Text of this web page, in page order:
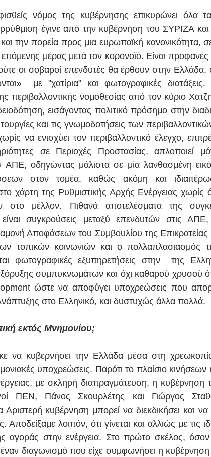
νόμος της κυβέρνησης επικυρώνει όλα
έγινε από την κυβέρνηση του ΣΥΡΙΖΑ και
την πορεία προς μια ευρωπαϊκή κανονικότητα,
επόμενης μέρας μετά τον κορονοϊό. Είναι προφανές
οι σοβαροί επενδυτές θα έρθουν στην Ελλάδα,
με "χατίρια" και φωτογραφικές
περιβαλλοντικής νομοθεσίας από τον κύριο
εισάγοντας πολιτικό πρόσημο στην
και τις γνωμοδοτήσεις των
να ενισχύει τον περιβαλλοντικό έλεγχο,
σε Περιοχές Προστασίας, απλοποιεί
ΑΠΕ, οδηγώντας μάλιστα σε μία λανθασμένη
στον τομέα, καθώς ακόμη και
χάρτη της Ρυθμιστικής Αρχής Ενέργειας
μέλλον. Πιθανά αποτελέσματα της
συγκρούσεις μεταξύ επενδυτών στις ΑΠΕ,
Αποφάσεων του Συμβουλίου της
τοπικών κοινωνιών και ο πολλαπλασιασμός
φωτογραφικές εξυπηρετήσεις στην  της
συμπυκνωμάτων και όχι καθαρού χρυσού
ώστε να αποφύγει υποχρεώσεις που
στο Ελληνικό, και δυστυχώς άλλα πολλά.
εκτός Μνημονίου;
να κυβερνήσει την Ελλάδα μέσα στη
υποχρεώσεις. Παρότι το πλαίσιο κινήσεων
με σκληρή διαπραγμάτευση, η κυβέρνηση
ΠΕΝ, Πάνος Σκουρλέτης και Γιώργος
Αριστερή κυβέρνηση μπορεί να διεκδικήσει και
Αποδείξαμε λοιπόν, ότι γίνεται και αλλιώς με τις
αγοράς στην ενέργεια. Στο πρώτο σκέλος,
διαγωνισμό που είχε συμφωνήσει η